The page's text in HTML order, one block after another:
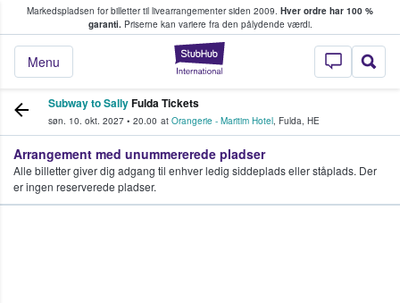
Markedspladsen for billetter til livearrangementer siden 2009. Hver ordre har 100 %
garanti.Priserne kan variere fra den pålydende værdi.
StubHub - Hvor
Menu
køber og sælger billetter
Subway to SallyFulda Tickets
søn. 10. okt. 2027 • 20.00 at Orangerie - Maritim Hotel, Fulda, HE
Arrangement med unummererede pladser
Alle billetter giver dig adgang til enhver ledig siddeplads eller ståplads. Der
er ingen reserverede pladser.